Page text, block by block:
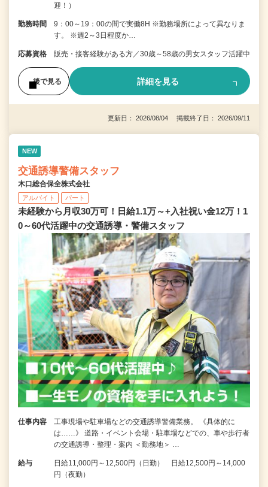
迎！）
勤務時間
9：00～19：00の間で実働8H ※勤務場所によって異なりま
す。 ※週2～3日程度か…
応募資格 販売・接客経験がある方／30歳～58歳の男女スタッフ活躍中
後で見る 詳細を見る
更新日： 2026/08/04 掲載終了日： 2026/09/11
NEW
交通誘導警備スタッフ
木口総合保全株式会社
アルバイト パート
未経験から月収30万可！日給1.1万～+入社祝い金12万！1
0～60代活躍中の交通誘導・警備スタッフ
仕事内容
工事現場や駐車場などの交通誘導警備業務。 《具体的に
は……》 道路・イベント会場・駐車場などでの、車や歩行者
の交通誘導・整理・案内 ＜勤務地＞ …
給与
日給11,000円～12,500円（日勤） 日給12,500円～14,000
円（夜勤）